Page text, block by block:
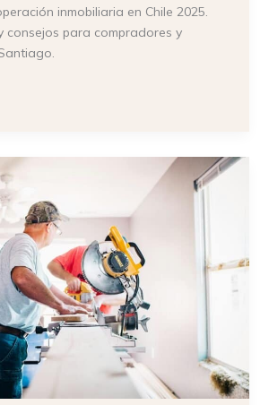
inmobiliaria en Chile 2025.
consejos para compradores y